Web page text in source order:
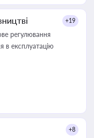
+19
регулювання
в експлуатацію
+8